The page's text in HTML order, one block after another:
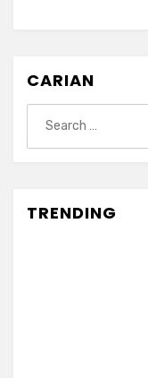
CARIAN
for:
TRENDING